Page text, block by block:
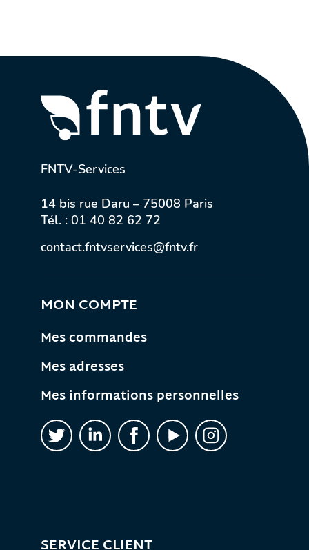
FNTV-Services
14 bis rue Daru – 75008 Paris
Tél. : 01 40 82 62 72
contact.fntvservices@fntv.fr
MON COMPTE
Mes commandes
Mes adresses
Mes informations personnelles